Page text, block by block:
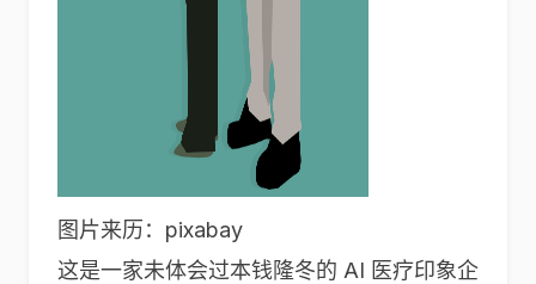
图片来历：pixabay
这是一家未体会过本钱隆冬的 AI 医疗印象企